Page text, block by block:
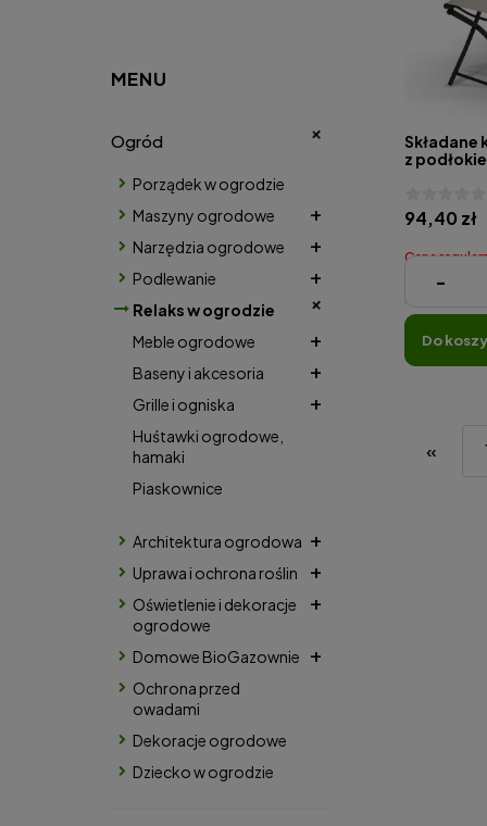
MENU
Ogród
Porządek w ogrodzie
Maszyny ogrodowe
Narzędzia ogrodowe
Podlewanie
Relaks w ogrodzie
Meble ogrodowe
Baseny i akcesoria
Grille i ogniska
Huśtawki ogrodowe,
hamaki
Piaskownice
Architektura ogrodowa
Uprawa i ochrona roślin
Oświetlenie i dekoracje
ogrodowe
Domowe BioGazownie
Ochrona przed
owadami
Dekoracje ogrodowe
Dziecko w ogrodzie
Składane
z
materiał,
lekkie i
94,40 zł
Cena
Najniższa cena:
-
do
«